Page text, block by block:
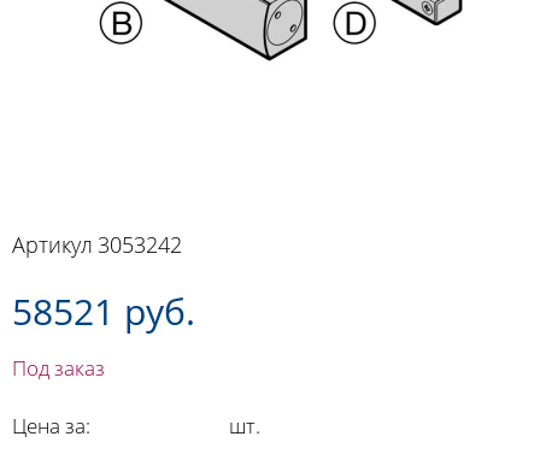
Артикул 3053242
58521 руб.
Под заказ
Цена за: шт.